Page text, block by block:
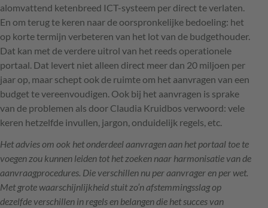
alomvattend ketenbreed ICT-systeem per direct te verlaten.
En om terug te keren naar de oorspronkelijke bedoeling: het
op korte termijn verbeteren van het lot van de budgethouder.
Dat kan met de verdere uitrol van het reeds operationele
portaal. Dat levert niet alleen direct meer dan 20 miljoen per
jaar op, maar schept ook de ruimte om het aanvragen van een
budget te vereenvoudigen. Ook bij het aanvragen is sprake
van de problemen als door Claudia Kruidbos verwoord: vele
keren hetzelfde invullen, jargon, onduidelijk regels, etc.
Het advies om ook het onderdeel aanvragen aan het portaal toe te
voegen zou kunnen leiden tot het zoeken naar harmonisatie van de
aanvraagprocedures. Die verschillen nu per aanvrager en per wet.
Met grote waarschijnlijkheid stuit zo’n afstemmingsslag op
dezelfde verschillen in regels en belangen die het succes van